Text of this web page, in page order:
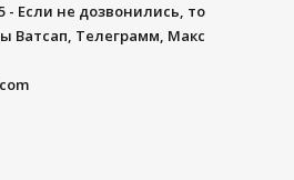
- Если не дозвонились, то
Ватсап, Телеграмм, Макс